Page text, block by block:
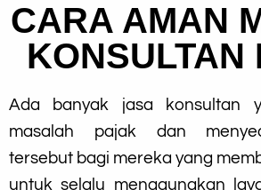
CARA AMAN
KONSULTAN
Ada banyak jasa konsultan
masalah pajak dan
tersebut bagi mereka yang
untuk selalu menggunakan